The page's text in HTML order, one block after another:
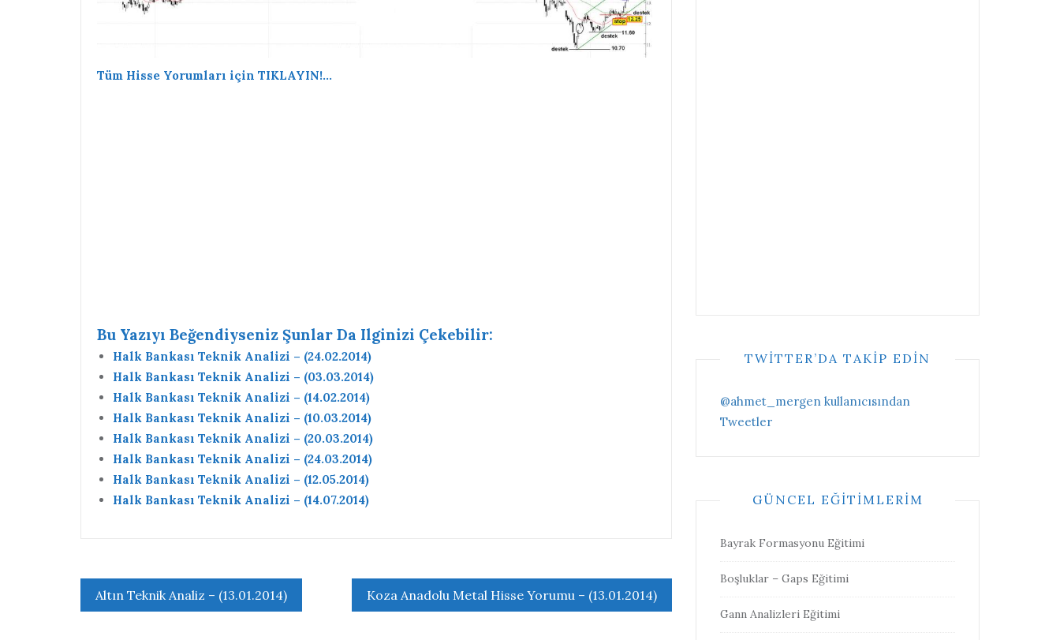
Tüm Hisse Yorumları için TIKLAYIN!…
Bu Yazıyı Beğendiyseniz Şunlar Da Ilginizi Çekebilir:
Halk Bankası Teknik Analizi – (24.02.2014)
Halk Bankası Teknik Analizi – (03.03.2014)
Halk Bankası Teknik Analizi – (14.02.2014)
Halk Bankası Teknik Analizi – (10.03.2014)
Halk Bankası Teknik Analizi – (20.03.2014)
Halk Bankası Teknik Analizi – (24.03.2014)
Halk Bankası Teknik Analizi – (12.05.2014)
Halk Bankası Teknik Analizi – (14.07.2014)
Yazı
gezinmesi
Altın Teknik Analiz – (13.01.2014) Koza Anadolu Metal Hisse Yorumu – (13.01.2014)
TWITTER’DA TAKIP EDIN
@ahmet_mergen kullanıcısından
Tweetler
GÜNCEL EĞITIMLERIM
Bayrak Formasyonu Eğitimi
Boşluklar – Gaps Eğitimi
Gann Analizleri Eğitimi